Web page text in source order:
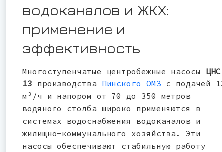
водоканалов и ЖКХ:
применение и
эффективность
Многоступенчатые центробежные насосы ЦНС
13 производства Пинского ОМЗ с подачей
м³/ч и напором от 70 до 350 метров
водяного столба широко применяются в
системах водоснабжения водоканалов и
жилищно-коммунального хозяйства. Эти
насосы обеспечивают стабильную работу